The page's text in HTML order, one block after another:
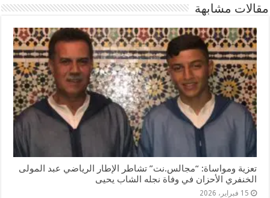
مقالات مشابهة
تعزية ومواساة: “مجالس.نت” تشاطر الإطار الرياضي عبد المولى
الخنفري الأحزان في وفاة نجله الشاب يحيى
15 فبراير، 2026